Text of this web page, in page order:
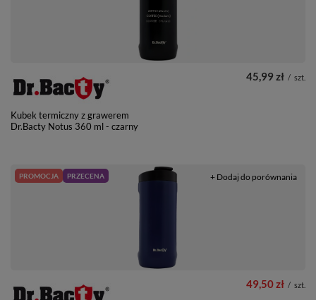
Kubek termiczny z grawerem
Dr.Bacty Notus 360 ml - czarny
45,99 zł / szt.
PROMOCJA PRZECENA
49,50 zł / szt.
+ Dodaj do porównania